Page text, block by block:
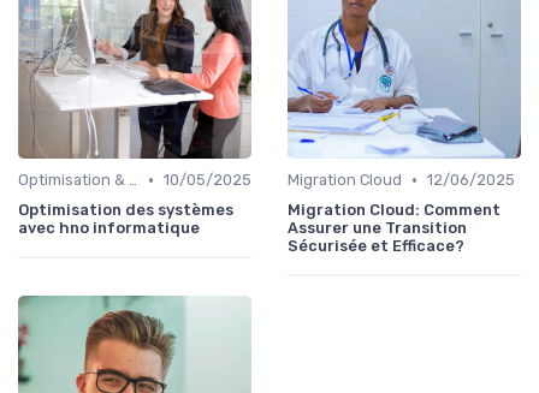
Optimisation & Coûts • 10/05/2025
Optimisation des systèmes
avec hno informatique
Migration Cloud • 12/06/2025
Migration Cloud: Comment
Assurer une Transition
Sécurisée et Efficace?